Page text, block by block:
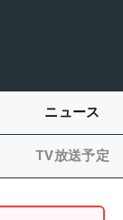
ニュース
TV放送予定